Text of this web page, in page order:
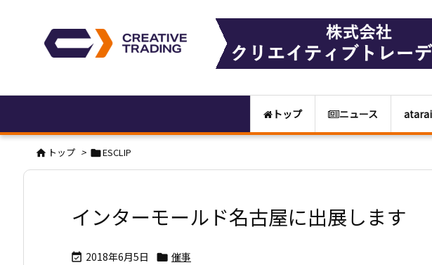
トップ ニュース
 トップ > ESCLIP
インターモールド名古屋に出展します
 2018年6月5日  催事